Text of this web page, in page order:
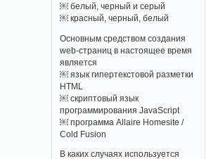
￼ белый, черный и серый
￼ красный, черный, белый
Основным средством создания
web-страниц в настоящее время
является
￼ язык гипертекстовой разметки
HTML
￼ скриптовый язык
программирования JavaScript
￼ программа Allaire Homesite /
Cold Fusion
В каких случаях используется